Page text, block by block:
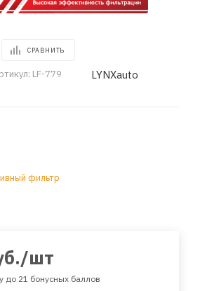
СРАВНИТЬ
LF-779 LYNXauto
фильтр
/шт
до 21 бонусных баллов